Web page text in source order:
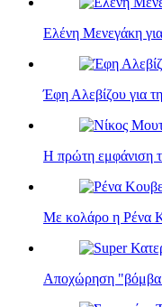
Ελένη Μενεγάκη
Έφη Αλεβίζου για
Η πρώτη εμφάνιση
Με κολάρο η Ρένα
Αποχώρηση